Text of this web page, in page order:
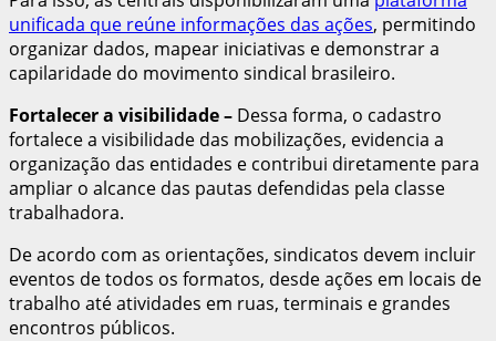
unificada que reúne informações das ações, permitindo
organizar dados, mapear iniciativas e demonstrar a
capilaridade do movimento sindical brasileiro.
Fortalecer a visibilidade– Dessa forma, o cadastro
fortalece a visibilidade das mobilizações, evidencia a
organização das entidades e contribui diretamente para
ampliar o alcance das pautas defendidas pela classe
trabalhadora.
De acordo com as orientações, sindicatos devem incluir
eventos de todos os formatos, desde ações em locais de
trabalho até atividades em ruas, terminais e grandes
encontros públicos.